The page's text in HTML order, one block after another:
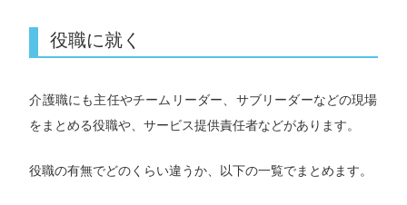
役職に就く
介護職にも主任やチームリーダー、サブリーダーなどの現場
をまとめる役職や、サービス提供責任者などがあります。
役職の有無でどのくらい違うか、以下の一覧でまとめます。